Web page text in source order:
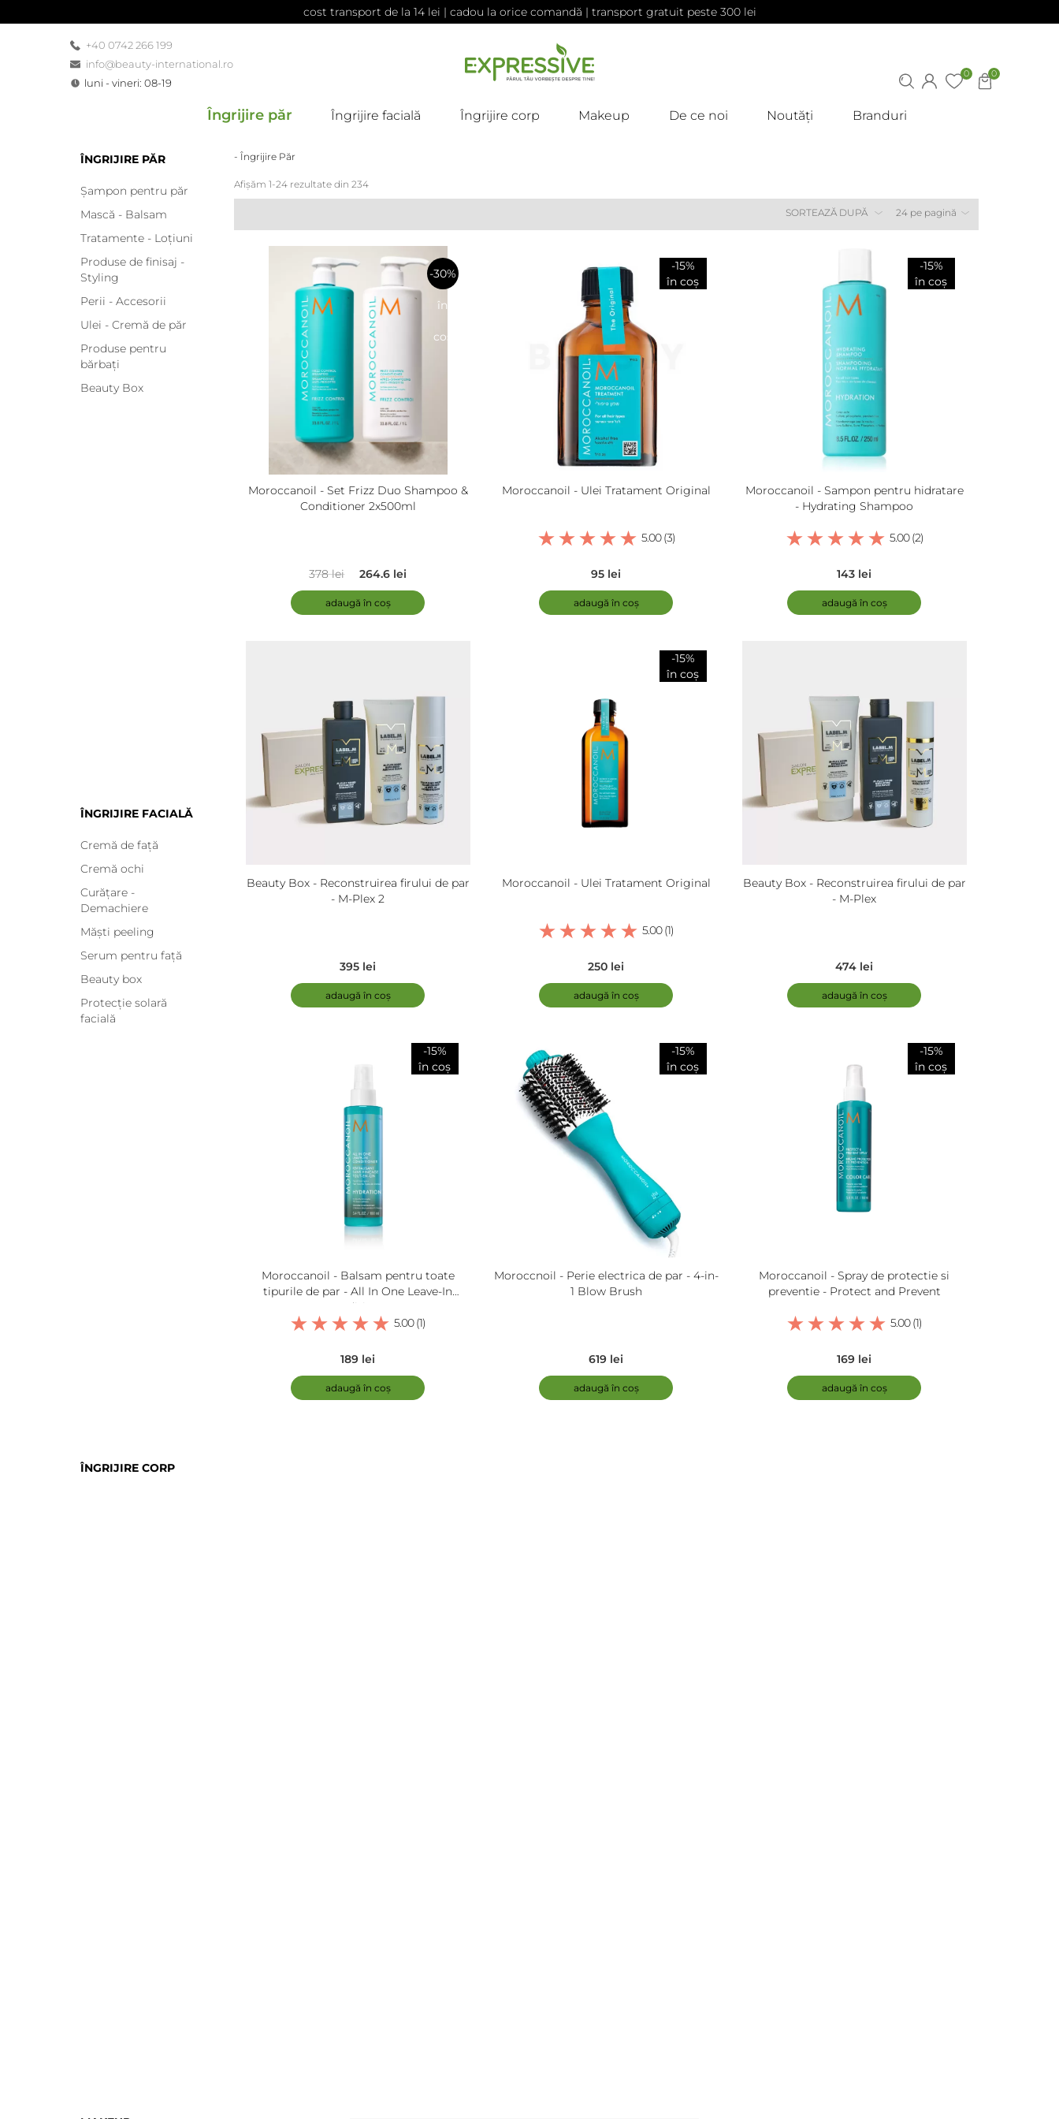
cost transport de la 14 lei | cadou la orice comandă | transport gratuit peste 300 lei
+40 0742 266 199
info@beauty-international.ro
luni - vineri: 08-19
0
0
Îngrijire păr Îngrijire facială Îngrijire corp Makeup De ce noi Noutăți Branduri
ÎNGRIJIRE PĂR
Șampon pentru păr
Mască - Balsam
Tratamente - Loțiuni
Produse de finisaj -
Styling
Perii - Accesorii
Ulei - Cremă de păr
Produse pentru
bărbați
Beauty Box
ÎNGRIJIRE FACIALĂ
Cremă de față
Cremă ochi
Curățare -
Demachiere
Măști peeling
Serum pentru față
Beauty box
Protecție solară
facială
ÎNGRIJIRE CORP
- Îngrijire Păr
Afișăm 1-24 rezultate din 234
-30%
în
coș
Moroccanoil - Set Frizz Duo Shampoo &
Conditioner 2x500ml
378 lei 264.6 lei
adaugă în coș
-15%
în coș
Moroccanoil - Ulei Tratament Original
5.00 (3)
95 lei
adaugă în coș
-15%
în coș
Moroccanoil - Sampon pentru hidratare
- Hydrating Shampoo
5.00 (2)
143 lei
adaugă în coș
Beauty Box - Reconstruirea firului de par
- M-Plex 2
395 lei
adaugă în coș
-15%
în coș
Moroccanoil - Ulei Tratament Original
5.00 (1)
250 lei
adaugă în coș
Beauty Box - Reconstruirea firului de par
- M-Plex
474 lei
adaugă în coș
-15%
în coș
Moroccanoil - Balsam pentru toate
tipurile de par - All In One Leave-In
Conditioner
5.00 (1)
189 lei
adaugă în coș
-15%
în coș
Moroccnoil - Perie electrica de par - 4-in-
1 Blow Brush
619 lei
adaugă în coș
-15%
în coș
Moroccanoil - Spray de protectie si
preventie - Protect and Prevent
5.00 (1)
169 lei
adaugă în coș